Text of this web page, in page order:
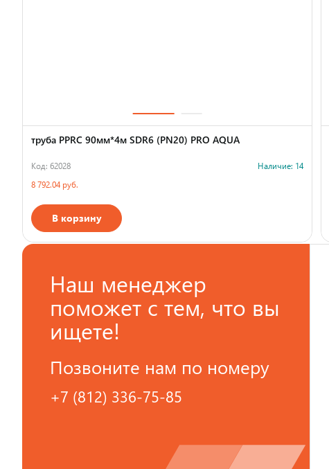
труба PPRC 90мм*4м SDR6 (PN20) PRO AQUA
Код: 62028
Наличие: 14
8 792.04 руб.
В корзину
Наш менеджер
поможет с тем, что вы
ищете!
Позвоните нам по номеру
+7 (812) 336-75-85